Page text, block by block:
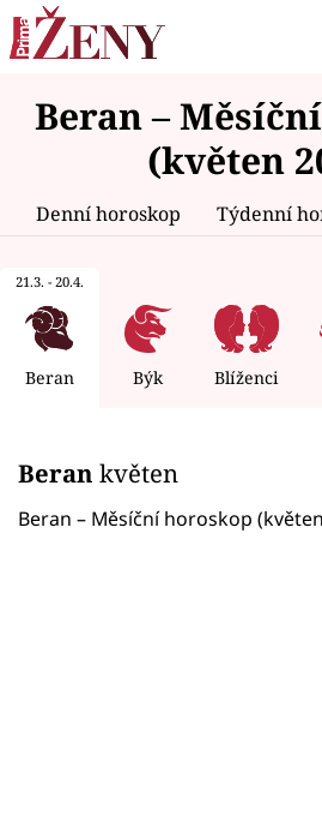
Trendy: Polabí Inspekce
Zrádci Proměny
Témata
Celebrity
Seriály
Beran –
(květen
Denní horoskop Týdenní
21.3. - 20.4.
Beran Býk Blíženci
Beran květen
Beran – Měsíční horoskop